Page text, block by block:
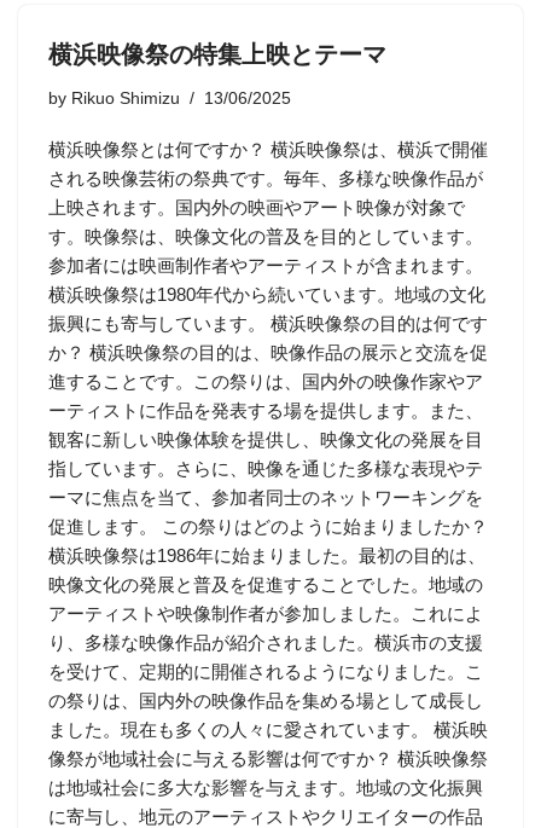
横浜映像祭の特集上映とテーマ
by Rikuo Shimizu 13/06/2025
横浜映像祭とは何ですか？ 横浜映像祭は、横浜で開催
される映像芸術の祭典です。毎年、多様な映像作品が
上映されます。国内外の映画やアート映像が対象で
す。映像祭は、映像文化の普及を目的としています。
参加者には映画制作者やアーティストが含まれます。
横浜映像祭は1980年代から続いています。地域の文化
振興にも寄与しています。 横浜映像祭の目的は何です
か？ 横浜映像祭の目的は、映像作品の展示と交流を促
進することです。この祭りは、国内外の映像作家やア
ーティストに作品を発表する場を提供します。また、
観客に新しい映像体験を提供し、映像文化の発展を目
指しています。さらに、映像を通じた多様な表現やテ
ーマに焦点を当て、参加者同士のネットワーキングを
促進します。 この祭りはどのように始まりましたか？
横浜映像祭は1986年に始まりました。最初の目的は、
映像文化の発展と普及を促進することでした。地域の
アーティストや映像制作者が参加しました。これによ
り、多様な映像作品が紹介されました。横浜市の支援
を受けて、定期的に開催されるようになりました。こ
の祭りは、国内外の映像作品を集める場として成長し
ました。現在も多くの人々に愛されています。 横浜映
像祭が地域社会に与える影響は何ですか？ 横浜映像祭
は地域社会に多大な影響を与えます。地域の文化振興
に寄与し、地元のアーティストやクリエイターの作品